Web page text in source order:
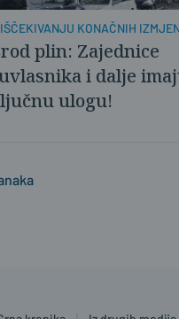
KONAČNIH
O GRIJANJU
plin: Zajednice
i dalje
ulogu!